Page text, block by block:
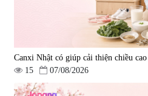
Canxi Nhật có giúp cải thiện chiều
15
07/08/2026